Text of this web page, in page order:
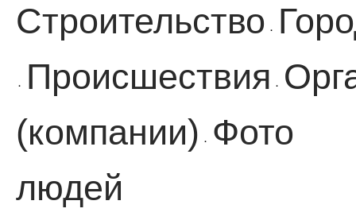
Строительство ·
· Происшествия ·
(компании)
·
Фото
людей